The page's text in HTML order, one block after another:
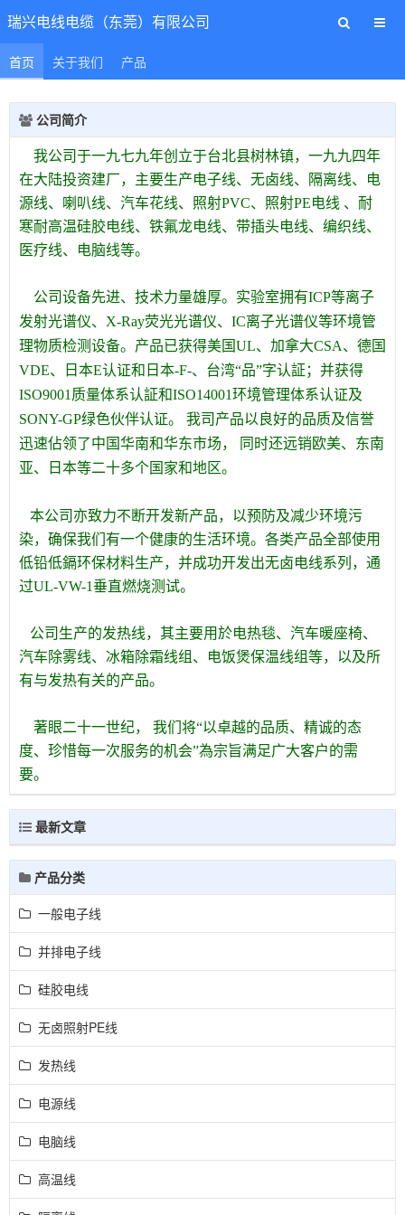
瑞兴电线电缆（东莞）有限公司
首页 关于我们 产品
公司简介
我公司于一九七九年创立于台北县树林镇，一九九四年
在大陆投资建厂，主要生产电子线、无卤线、隔离线、电
源线、喇叭线、汽车花线、照射PVC、照射PE电线 、耐
寒耐高温硅胶电线、铁氟龙电线、带插头电线、编织线、
医疗线、电脑线等。
公司设备先进、技术力量雄厚。实验室拥有ICP等离子
发射光谱仪、X-Ray荧光光谱仪、IC离子光谱仪等环境管
理物质检测设备。产品已获得美国UL、加拿大CSA、德国
VDE、日本E认证和日本-F-、台湾“品”字认証；并获得
ISO9001质量体系认証和ISO14001环境管理体系认证及
SONY-GP绿色伙伴认证。 我司产品以良好的品质及信誉
迅速佔领了中国华南和华东市场， 同时还远销欧美、东南
亚、日本等二十多个国家和地区。
本公司亦致力不断开发新产品，以预防及减少环境污
染，确保我们有一个健康的生活环境。各类产品全部使用
低铅低鎘环保材料生产，并成功开发出无卤电线系列，通
过UL-VW-1垂直燃烧测试。
公司生产的发热线，其主要用於电热毯、汽车暖座椅、
汽车除雾线、冰箱除霜线组、电饭煲保温线组等，以及所
有与发热有关的产品。
著眼二十一世纪， 我们将“以卓越的品质、精诚的态
度、珍惜每一次服务的机会”為宗旨满足广大客户的需
要。
最新文章
产品分类
一般电子线
并排电子线
硅胶电线
无卤照射PE线
发热线
电源线
电脑线
高温线